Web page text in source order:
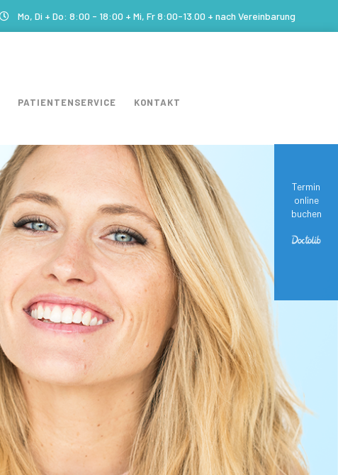
Termin
online
buchen
Mo, Di + Do: 8:00 - 18:00 + Mi, Fr 8:00-13.00 + nach Vereinbarung
PATIENTENSERVICE KONTAKT